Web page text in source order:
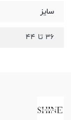
سایز
۳۶ تا ۴۴